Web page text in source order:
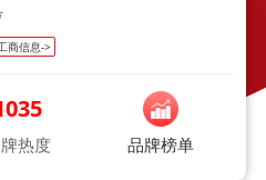
商信息->
热度 品牌榜单